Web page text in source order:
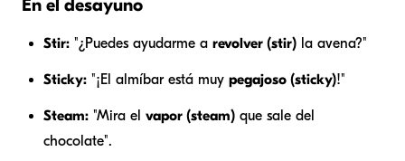
En el desayuno
Stir: "¿Puedes ayudarme a revolver (stir) la avena?"
Sticky: "¡El almíbar está muy pegajoso (sticky)!"
Steam: "Mira el vapor (steam) que sale del
chocolate".